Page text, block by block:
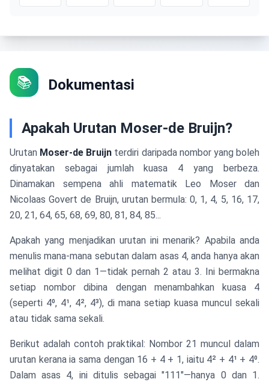
📚 Dokumentasi
Apakah Urutan Moser-de Bruijn?
Urutan Moser-de Bruijn terdiri daripada nombor yang boleh
dinyatakan sebagai jumlah kuasa 4 yang berbeza.
Dinamakan sempena ahli matematik Leo Moser dan
Nicolaas Govert de Bruijn, urutan bermula: 0, 1, 4, 5, 16, 17,
20, 21, 64, 65, 68, 69, 80, 81, 84, 85...
Apakah yang menjadikan urutan ini menarik? Apabila anda
menulis mana-mana sebutan dalam asas 4, anda hanya akan
melihat digit 0 dan 1—tidak pernah 2 atau 3. Ini bermakna
setiap nombor dibina dengan menambahkan kuasa 4
(seperti 4⁰, 4¹, 4², 4³), di mana setiap kuasa muncul sekali
atau tidak sama sekali.
Berikut adalah contoh praktikal: Nombor 21 muncul dalam
urutan kerana ia sama dengan 16 + 4 + 1, iaitu 4² + 4¹ + 4⁰.
Dalam asas 4, ini ditulis sebagai "111"—hanya 0 dan 1.